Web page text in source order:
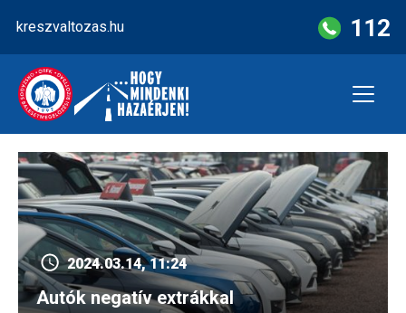
content
kreszvaltozas.hu 112
2024.03.14, 11:24
Autók negatív extrákkal